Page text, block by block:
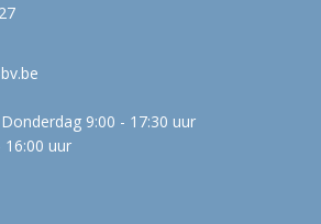
9:00 - 17:30 uur
16:00 uur